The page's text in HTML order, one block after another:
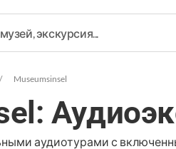
Museumsinsel
аудиотурами с